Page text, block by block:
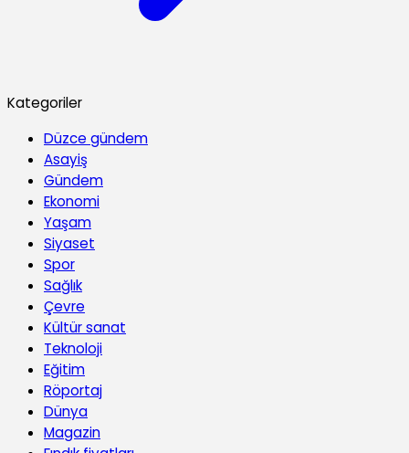
Kategoriler
Düzce gündem
Asayiş
Gündem
Ekonomi
Yaşam
Siyaset
Spor
Sağlık
Çevre
Kültür sanat
Teknoloji
Eğitim
Röportaj
Dünya
Magazin